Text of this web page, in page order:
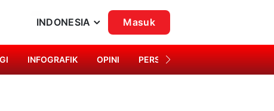
INDONESIA Masuk
INFOGRAFIK OPINI PERSONA